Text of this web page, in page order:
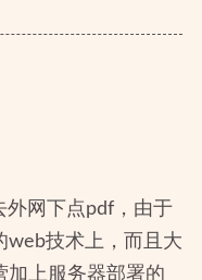
外网下点pdf，由于
web技术上，而且大
加上服务器部署的